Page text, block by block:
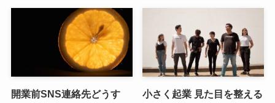
開業前SNS連絡先どうす
小さく起業 見た目を整える